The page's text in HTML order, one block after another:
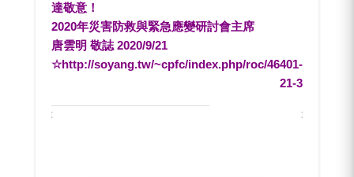
達敬意！
2020年災害防救與緊急應變研討會主席
唐雲明 敬誌 2020/9/21
☆http://soyang.tw/~cpfc/index.php/roc/46401-
21-3